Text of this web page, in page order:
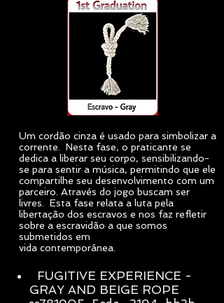
Um cordão cinza é usado para simbolizar a
corrente. Nesta fase, o praticante se
dedica a liberar seu corpo, sensibilizando-
se para sentir a música, permitindo que ele
compartilhe seu desenvolvimento com um
parceiro. Através do jogo buscam ser
livres. Esta fase relata a luta pela
libertação dos escravos e nos faz refletir
sobre a escravidão a que somos
submetidos em
vida contemporânea.
FUGITIVE EXPERIENCE -
GRAY AND BEIGE ROPE